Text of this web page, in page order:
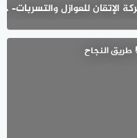
العلاجية في علاج
الإتقان للعوازل
طريق النجاح